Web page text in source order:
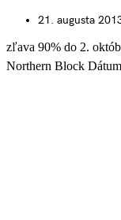
21. augusta
zľava 90% do 2.
Northern Block